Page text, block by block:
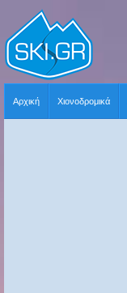
Αρχική Χιονοδρομικά